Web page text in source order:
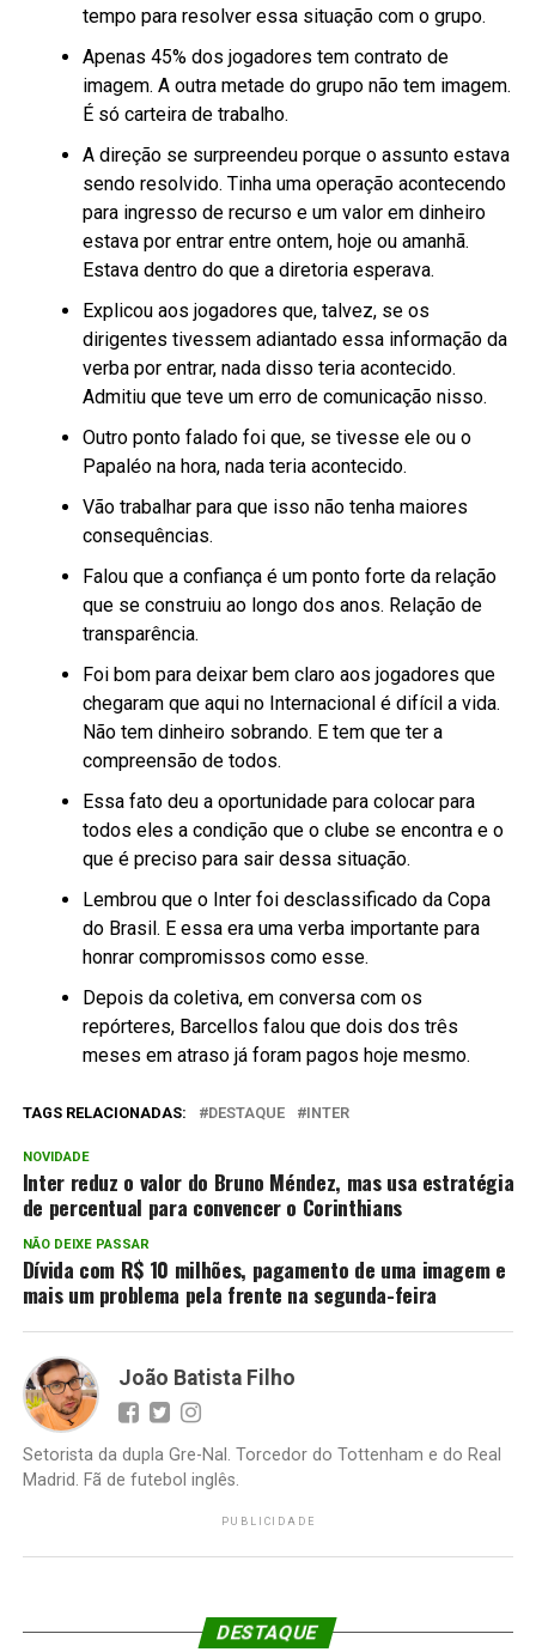
tempo para resolver essa situação com o grupo.
Apenas 45% dos jogadores tem contrato de
imagem. A outra metade do grupo não tem imagem.
É só carteira de trabalho.
A direção se surpreendeu porque o assunto estava
sendo resolvido. Tinha uma operação acontecendo
para ingresso de recurso e um valor em dinheiro
estava por entrar entre ontem, hoje ou amanhã.
Estava dentro do que a diretoria esperava.
Explicou aos jogadores que, talvez, se os
dirigentes tivessem adiantado essa informação da
verba por entrar, nada disso teria acontecido.
Admitiu que teve um erro de comunicação nisso.
Outro ponto falado foi que, se tivesse ele ou o
Papaléo na hora, nada teria acontecido.
Vão trabalhar para que isso não tenha maiores
consequências.
Falou que a confiança é um ponto forte da relação
que se construiu ao longo dos anos. Relação de
transparência.
Foi bom para deixar bem claro aos jogadores que
chegaram que aqui no Internacional é difícil a vida.
Não tem dinheiro sobrando. E tem que ter a
compreensão de todos.
Essa fato deu a oportunidade para colocar para
todos eles a condição que o clube se encontra e o
que é preciso para sair dessa situação.
Lembrou que o Inter foi desclassificado da Copa
do Brasil. E essa era uma verba importante para
honrar compromissos como esse.
Depois da coletiva, em conversa com os
repórteres, Barcellos falou que dois dos três
meses em atraso já foram pagos hoje mesmo.
TAGS RELACIONADAS: DESTAQUE INTER
NOVIDADE
Inter reduz o valor do Bruno Méndez, mas usa estratégia
de percentual para convencer o Corinthians
NÃO DEIXE PASSAR
Dívida com R$ 10 milhões, pagamento de uma imagem e
mais um problema pela frente na segunda-feira
João Batista Filho
Setorista da dupla Gre-Nal. Torcedor do Tottenham e do Real
Madrid. Fã de futebol inglês.
PUBLICIDADE
DESTAQUE